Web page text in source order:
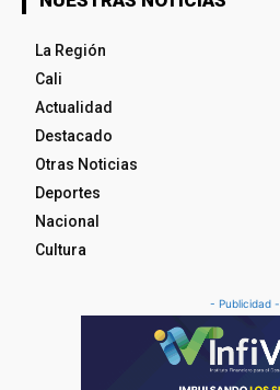
La Región
Cali
Actualidad
Destacado
Otras Noticias
Deportes
Nacional
Cultura
- Publicidad -